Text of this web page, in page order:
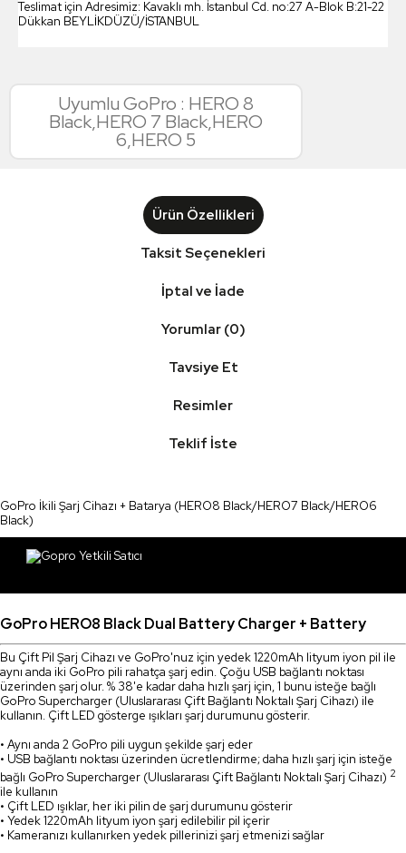
Teslimat için Adresimiz: Kavaklı mh. İstanbul Cd. no:27 A-Blok B:21-22
Dükkan BEYLİKDÜZÜ/İSTANBUL
Uyumlu GoPro : HERO 8
Black,HERO 7 Black,HERO
6,HERO 5
Ürün Özellikleri
Taksit Seçenekleri
İptal ve İade
Yorumlar (0)
Tavsiye Et
Resimler
Teklif İste
GoPro İkili Şarj Cihazı + Batarya (HERO8 Black/HERO7 Black/HERO6
Black)
GoPro HERO8 Black Dual Battery Charger + Battery
Bu Çift Pil Şarj Cihazı ve GoPro'nuz için yedek 1220mAh lityum iyon pil ile
aynı anda iki GoPro pili rahatça şarj edin. Çoğu USB bağlantı noktası
üzerinden şarj olur. % 38'e kadar daha hızlı şarj için, 1 bunu isteğe bağlı
GoPro Supercharger (Uluslararası Çift Bağlantı Noktalı Şarj Cihazı) ile
kullanın. Çift LED gösterge ışıkları şarj durumunu gösterir.
• Aynı anda 2 GoPro pili uygun şekilde şarj eder
• USB bağlantı noktası üzerinden ücretlendirme; daha hızlı şarj için isteğe
bağlı GoPro Supercharger (Uluslararası Çift Bağlantı Noktalı Şarj Cihazı) 2
ile kullanın
• Çift LED ışıklar, her iki pilin de şarj durumunu gösterir
• Yedek 1220mAh lityum iyon şarj edilebilir pil içerir
• Kameranızı kullanırken yedek pillerinizi şarj etmenizi sağlar